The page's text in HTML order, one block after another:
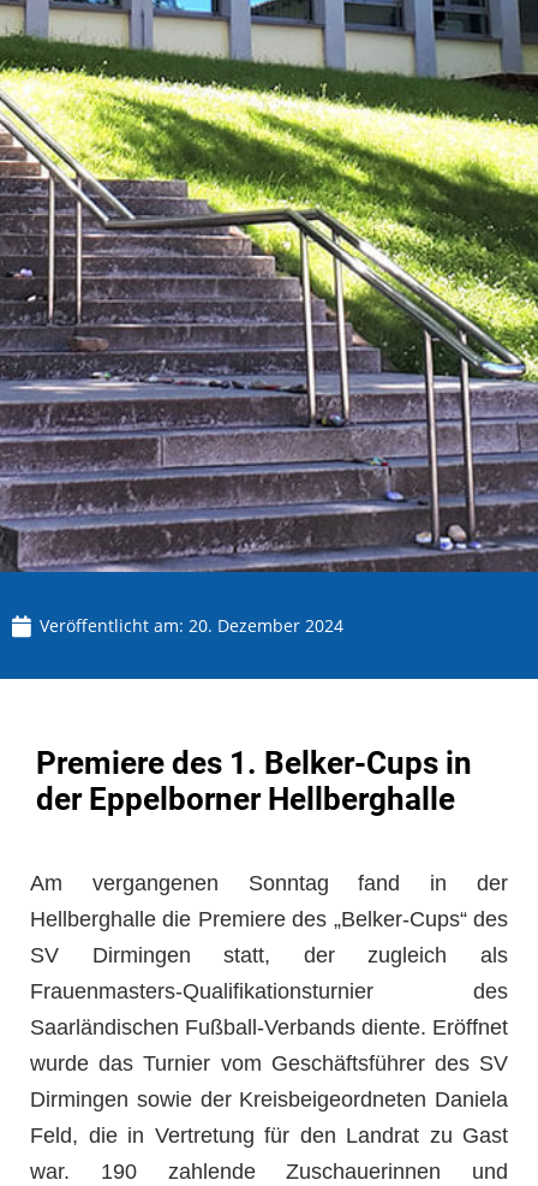
Veröffentlicht am: 20. Dezember 2024
Premiere des 1. Belker-Cups in
der Eppelborner Hellberghalle
Am vergangenen Sonntag fand in der
Hellberghalle die Premiere des „Belker-Cups“ des
SV Dirmingen statt, der zugleich als
Frauenmasters-Qualifikationsturnier des
Saarländischen Fußball-Verbands diente. Eröffnet
wurde das Turnier vom Geschäftsführer des SV
Dirmingen sowie der Kreisbeigeordneten Daniela
Feld, die in Vertretung für den Landrat zu Gast
war. 190 zahlende Zuschauerinnen und